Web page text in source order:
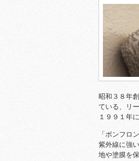
昭和３８年
ている、リ
１９９１年
「ボンフロ
紫外線に強
地や塗膜を